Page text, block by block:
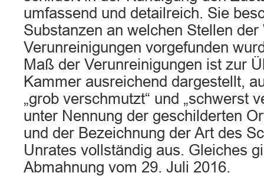
umfassend und detailreich. Sie
Substanzen an welchen Stellen der
Verunreinigungen vorgefunden
Maß der Verunreinigungen ist zur
Kammer ausreichend dargestellt,
„grob verschmutzt“ und „schwerst
unter Nennung der geschilderten
und der Bezeichnung der Art des
Unrates vollständig aus. Gleiches
Abmahnung vom 29. Juli 2016.